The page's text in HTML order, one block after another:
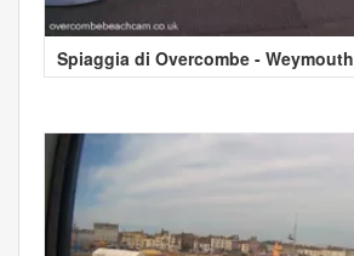
Spiaggia di Overcombe - Weymouth